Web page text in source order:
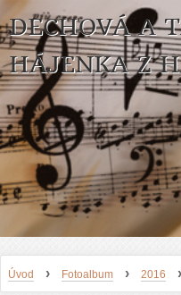
DECHOVÁ A
HÁJENKA Z
Úvod › Fotoalbum › 2016 ›